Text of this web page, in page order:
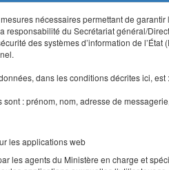
nécessaires permettant de
responsabilité du Secrétariat général/
des systèmes d’information de
dans les conditions décrites ici,
: prénom, nom, adresse de
les applications web
les agents du Ministère en charge et